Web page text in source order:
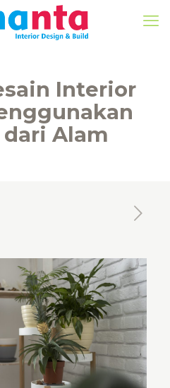
Interior
Alam